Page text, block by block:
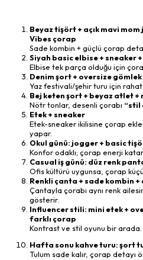
Beyaz tişört + açık mavi
Vibes çorap
Sade kombin + güçlü çorap
Siyah basic elbise + sneaker
Elbise tek parça olduğu için
Denim şort + oversize
Yaz festivali/şehir turu için
Bej keten şort + beyaz atlet
Nötr tonlar, desenli çorabı “stil
Etek + sneaker
Etek-sneaker ikilisine çorap
yapar.
Okul günü: jogger + basic
Konfor odaklı; çorap enerji katar.
Casual iş günü: düz renk
Ofis kültürü uygunsa, çorap
Renkli çanta + sade kombin +
Çantayla çorabı aynı renk
gösterir.
Influencer stili: mini etek +
farklı çorap
Kontrast ve stil oyunu bir arada.
Hafta sonu kahve turu: şort
Tulum sade kalır, çorap detayı